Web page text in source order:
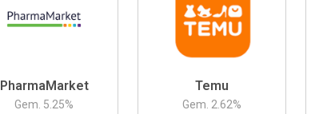
PharmaMarket
Gem. 5.25%
Temu
Gem. 2.62%